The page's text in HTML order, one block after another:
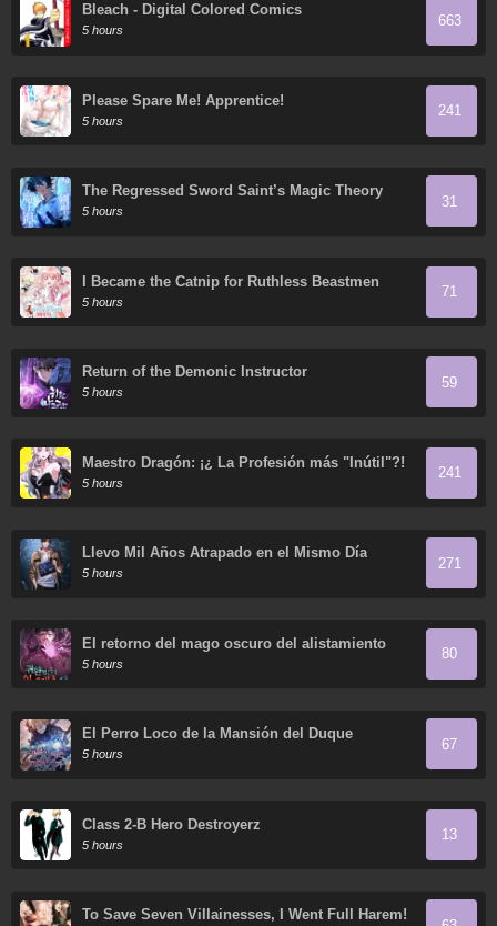
Bleach - Digital Colored Comics
5 hours
663
Please Spare Me! Apprentice!
5 hours
241
The Regressed Sword Saint’s Magic Theory
5 hours
31
I Became the Catnip for Ruthless Beastmen
5 hours
71
Return of the Demonic Instructor
5 hours
59
Maestro Dragón: ¡¿ La Profesión más "Inútil"?!
5 hours
241
Llevo Mil Años Atrapado en el Mismo Día
5 hours
271
El retorno del mago oscuro del alistamiento
5 hours
80
El Perro Loco de la Mansión del Duque
5 hours
67
Class 2-B Hero Destroyerz
5 hours
13
To Save Seven Villainesses, I Went Full Harem!